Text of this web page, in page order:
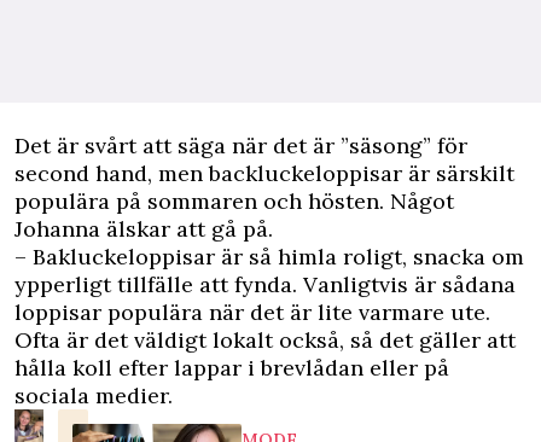
Det är svårt att säga när det är ”säsong” för
second hand, men backluckeloppisar är särskilt
populära på sommaren och hösten. Något
Johanna älskar att gå på.
– Bakluckeloppisar är så himla roligt, snacka om
ypperligt tillfälle att fynda. Vanligtvis är sådana
loppisar populära när det är lite varmare ute.
Ofta är det väldigt lokalt också, så det gäller att
hålla koll efter lappar i brevlådan eller på
sociala medier.